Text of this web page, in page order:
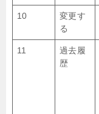
10
変更す
る
11
過去履
歴